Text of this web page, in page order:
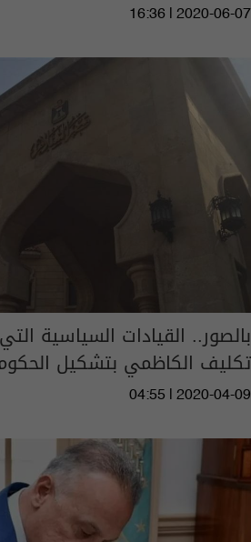
16:36 | 2020-06-07
بالصور.. القيادات السياسية
تكليف الكاظمي بتشكيل
04:55 | 2020-04-09